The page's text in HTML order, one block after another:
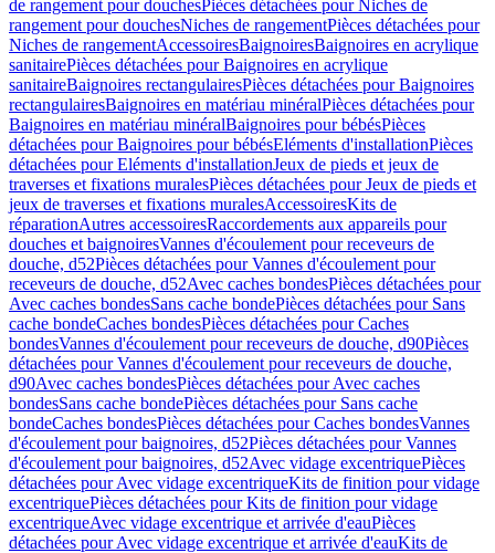
de rangement pour douchesPièces détachées pour Niches de
rangement pour douchesNiches de rangementPièces détachées pour
Niches de rangementAccessoiresBaignoiresBaignoires en acrylique
sanitairePièces détachées pour Baignoires en acrylique
sanitaireBaignoires rectangulairesPièces détachées pour Baignoires
rectangulairesBaignoires en matériau minéralPièces détachées pour
Baignoires en matériau minéralBaignoires pour bébésPièces
détachées pour Baignoires pour bébésEléments d'installationPièces
détachées pour Eléments d'installationJeux de pieds et jeux de
traverses et fixations muralesPièces détachées pour Jeux de pieds et
jeux de traverses et fixations muralesAccessoiresKits de
réparationAutres accessoiresRaccordements aux appareils pour
douches et baignoiresVannes d'écoulement pour receveurs de
douche, d52Pièces détachées pour Vannes d'écoulement pour
receveurs de douche, d52Avec caches bondesPièces détachées pour
Avec caches bondesSans cache bondePièces détachées pour Sans
cache bondeCaches bondesPièces détachées pour Caches
bondesVannes d'écoulement pour receveurs de douche, d90Pièces
détachées pour Vannes d'écoulement pour receveurs de douche,
d90Avec caches bondesPièces détachées pour Avec caches
bondesSans cache bondePièces détachées pour Sans cache
bondeCaches bondesPièces détachées pour Caches bondesVannes
d'écoulement pour baignoires, d52Pièces détachées pour Vannes
d'écoulement pour baignoires, d52Avec vidage excentriquePièces
détachées pour Avec vidage excentriqueKits de finition pour vidage
excentriquePièces détachées pour Kits de finition pour vidage
excentriqueAvec vidage excentrique et arrivée d'eauPièces
détachées pour Avec vidage excentrique et arrivée d'eauKits de